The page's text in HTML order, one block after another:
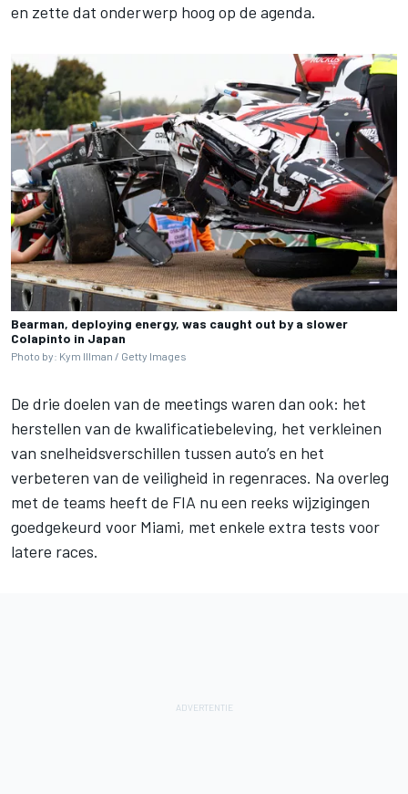
en zette dat onderwerp hoog op de agenda.
Bearman, deploying energy, was caught out by a slower
Colapinto in Japan
Photo by: Kym Illman / Getty Images
De drie doelen van de meetings waren dan ook: het
herstellen van de kwalificatiebeleving, het verkleinen
van snelheidsverschillen tussen auto’s en het
verbeteren van de veiligheid in regenraces. Na overleg
met de teams heeft de FIA nu een reeks wijzigingen
goedgekeurd voor Miami, met enkele extra tests voor
latere races.